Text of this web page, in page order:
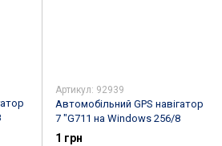
Артикул: 92939
Автомобільний GPS навігатор
7 "G711 на Windows 256/8
1 грн